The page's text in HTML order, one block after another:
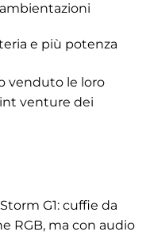
e più potenza
venduto le loro
venture dei
G1: cuffie da
RGB, ma con audio